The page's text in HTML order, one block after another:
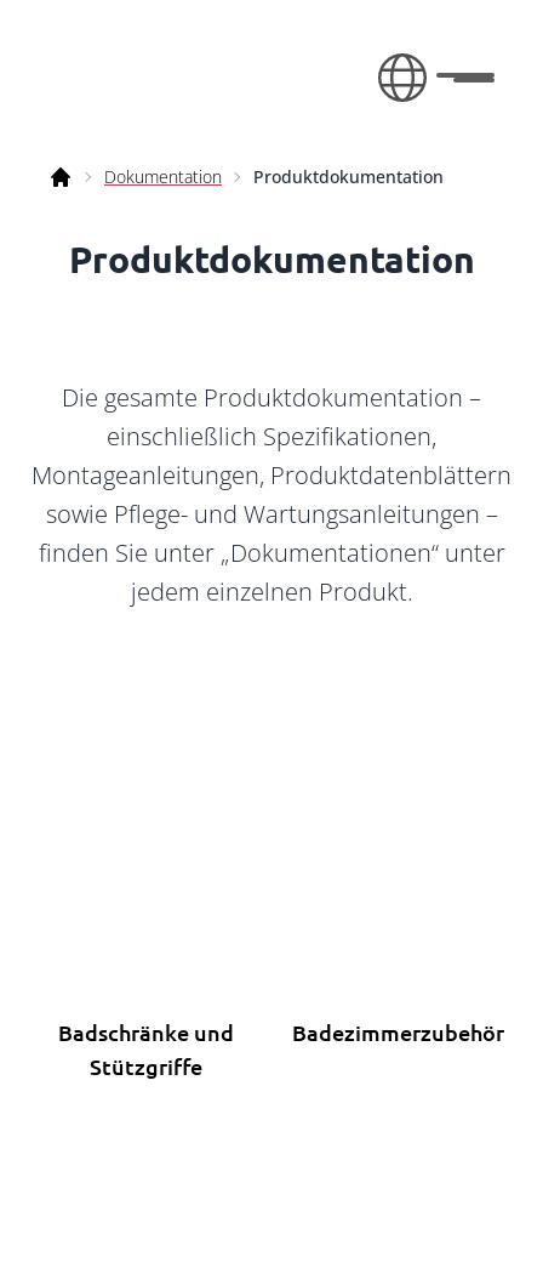
Dokumentation Produktdokumentation
Produktdokumentation
Die gesamte Produktdokumentation –
einschließlich Spezifikationen,
Montageanleitungen, Produktdatenblättern
sowie Pflege- und Wartungsanleitungen –
finden Sie unter „Dokumentationen“ unter
jedem einzelnen Produkt.
Badschränke und
Stützgriffe
Badezimmerzubehör